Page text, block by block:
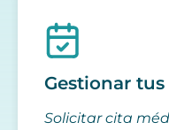
Gestionar
Solicitar cita